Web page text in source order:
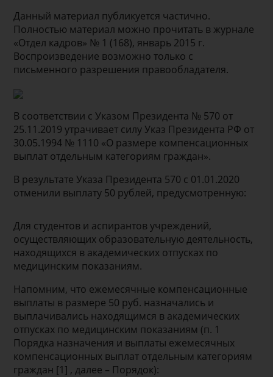
Данный материал публикуется частично.
Полностью материал можно прочитать в журнале
«Отдел кадров» № 1 (168), январь 2015 г.
Воспроизведение возможно только с
письменного разрешения правообладателя.
В соответствии с Указом Президента № 570 от
25.11.2019 утрачивает силу Указ Президента РФ от
30.05.1994 № 1110 «О размере компенсационных
выплат отдельным категориям граждан».
В результате Указа Президента 570 с 01.01.2020
отменили выплату 50 рублей, предусмотренную:
Для студентов и аспирантов учреждений,
осуществляющих образовательную деятельность,
находящихся в академических отпусках по
медицинским показаниям.
Напомним, что ежемесячные компенсационные
выплаты в размере 50 руб. назначались и
выплачивались находящимся в академических
отпусках по медицинским показаниям (п. 1
Порядка назначения и выплаты ежемесячных
компенсационных выплат отдельным категориям
граждан [1] , далее – Порядок):